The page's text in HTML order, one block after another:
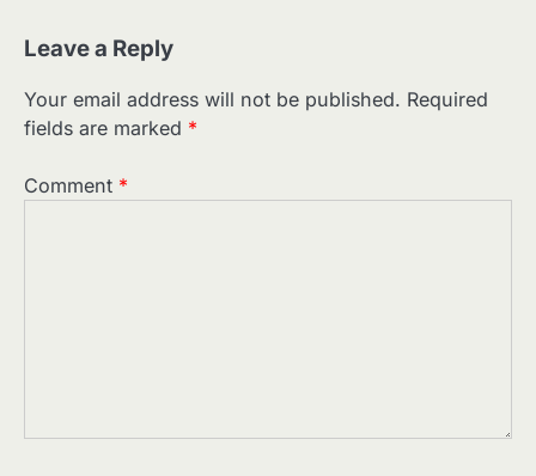
Leave a Reply
Your email address will not be published. Required
fields are marked *
Comment *